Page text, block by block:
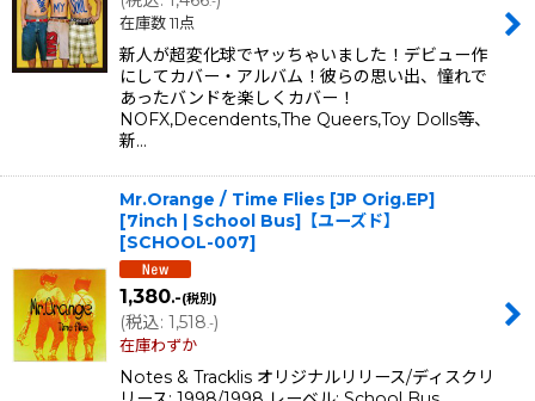
在庫数 11点
新人が超変化球でヤッちゃいました！デビュー作
にしてカバー・アルバム！彼らの思い出、憧れで
あったバンドを楽しくカバー！
NOFX,Decendents,The Queers,Toy Dolls等、
新…
Mr.Orange / Time Flies [JP Orig.EP]
[7inch | School Bus]【ユーズド】
[SCHOOL-007]
1,380.-(税別)
(税込: 1,518.-)
在庫わずか
Notes & Tracklis オリジナルリリース/ディスクリ